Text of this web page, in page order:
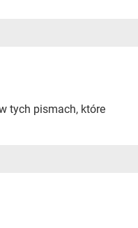
tych pismach, które